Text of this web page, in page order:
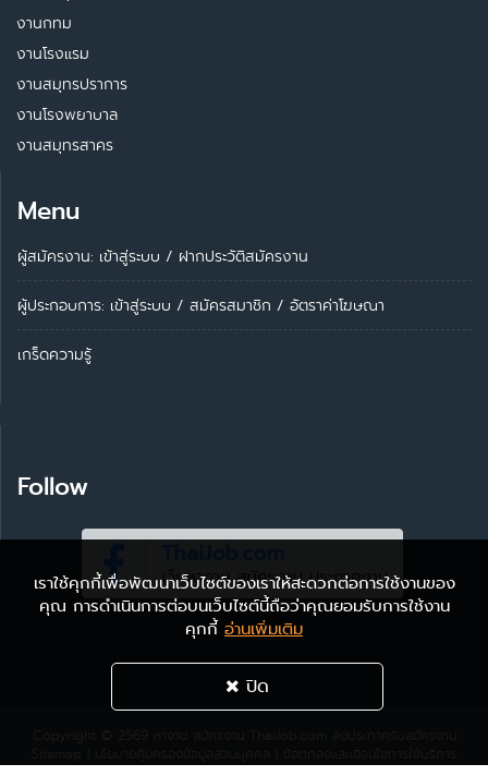
งานกทม
งานโรงแรม
งานสมุทรปราการ
งานโรงพยาบาล
งานสมุทรสาคร
Menu
ผู้สมัครงาน: เข้าสู่ระบบ / ฝากประวัติสมัครงาน
ผู้ประกอบการ: เข้าสู่ระบบ / สมัครสมาชิก / อัตราค่าโฆษณา
เกร็ดความรู้
Follow
เราใช้คุกกี้เพื่อพัฒนาเว็บไซต์ของเราให้สะดวกต่อการใช้งานของ
คุณ การดำเนินการต่อบนเว็บไซต์นี้ถือว่าคุณยอมรับการใช้งาน
คุกกี้ อ่านเพิ่มเติม
ปิด